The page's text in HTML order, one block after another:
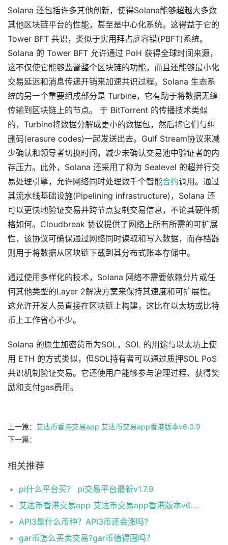
Solana 还包括许多其他创新，使得Solana能够超越大多数
其他区块链平台的性能，甚至是中心化系统。这得益于它的
Tower BFT 共识，类似于实用拜占庭容错(PBFT)系统。
Solana 的 Tower BFT 允许通过 PoH 获得全球时间来源，
这不仅使它能够监督整个区块链的功能，而且还能够最小化
交易延迟和消息传递开销来加速共识过程。Solana 生态系
统的另一个重要组成部分是 Turbine，它有助于将数据无缝
传输到区块链上的节点。 于 BitTorrent 的传播技术类似
的，Turbine将数据分解成更小的数据包，然后将它们与纠
删码(erasure codes)一起发送出去。Gulf Stream协议来减
少确认和领导者切换时间，减少未确认交易池中验证者的内
存压力。此外，Solana 还采用了称为 Sealevel 的超并行交
易处理引擎，允许网络同时处理数千个智能合约调用。通过
其流水线基础设施(Pipelining infrastructure)，Solana 还
可以更快地验证交易并跨节点复制交易信息，不论其硬件规
格如何。Cloudbreak 协议提供了网络上所有所需的可扩展
性，该协议可确保通过网络同时读取和写入数据，而存档器
则用于将数据从区块链下载到其分布式账本存储中。
通过使用多样化的技术，Solana 网络不需要依赖分片或任
何其他类型的Layer 2解决方案来保持其速度和可扩展性。
这允许开发人员直接在区块链上构建，这比在以太坊或比特
币上工作省心不少。
Solana 的原生加密货币为SOL，SOL 的用途与以太坊上使
用 ETH 的方式类似，但SOL持有者可以通过质押SOL PoS
共识机制验证交易。它还使用户能够参与治理过程、获得奖
励和支付gas费用。
上一篇： 艾达币香港交易app 艾达币交易app香港版本v6.0.9
下一篇：
相关推荐
pi什么平台买？ pi交易平台最新v1.7.9
艾达币香港交易app 艾达币交易app香港版本v6.0.9
API3是什么币种？API3币还会涨吗?
gar币怎么买卖交易?gar币值得囤吗？